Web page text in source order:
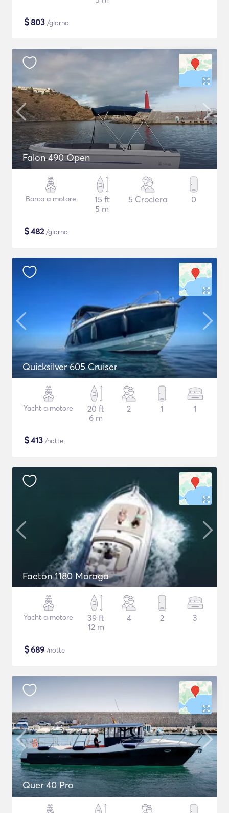
$803 /giorno
Falon 490 Open
Barca a motore
15 ft
5 m
5 Crociera 0
$482/giorno
Quicksilver 605 Cruiser
Yacht a motore
20 ft
6 m
2 1 1
$413 /notte
Faeton 1180 Moraga
Yacht a motore
39 ft
12 m
4 2 3
$689 /notte
Quer 40 Pro